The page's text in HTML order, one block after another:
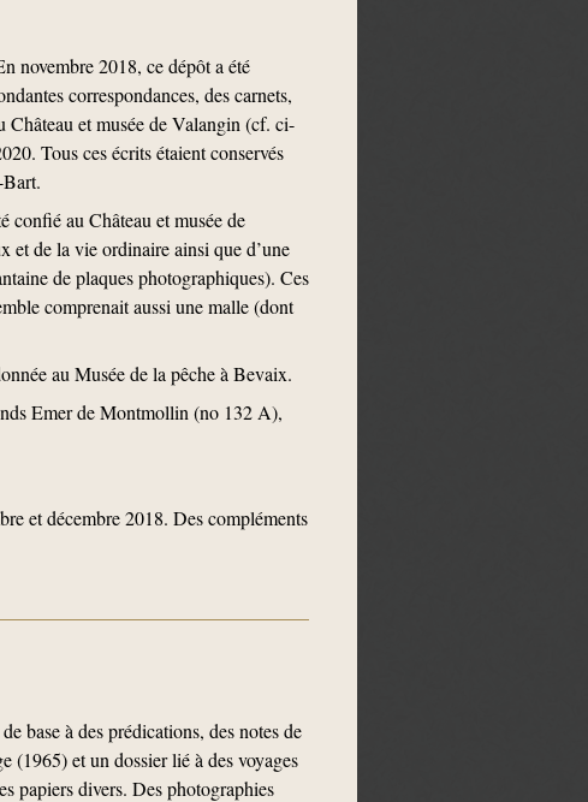
novembre 2018, ce dépôt a été
correspondances, des carnets,
Château et musée de Valangin (cf. ci-
Tous ces écrits étaient conservés
confié au Château et musée de
et de la vie ordinaire ainsi que d’une
de plaques photographiques). Ces
comprenait aussi une malle (dont
au Musée de la pêche à Bevaix.
Emer de Montmollin (no 132 A),
et décembre 2018. Des compléments
base à des prédications, des notes de
(1965) et un dossier lié à des voyages
papiers divers. Des photographies